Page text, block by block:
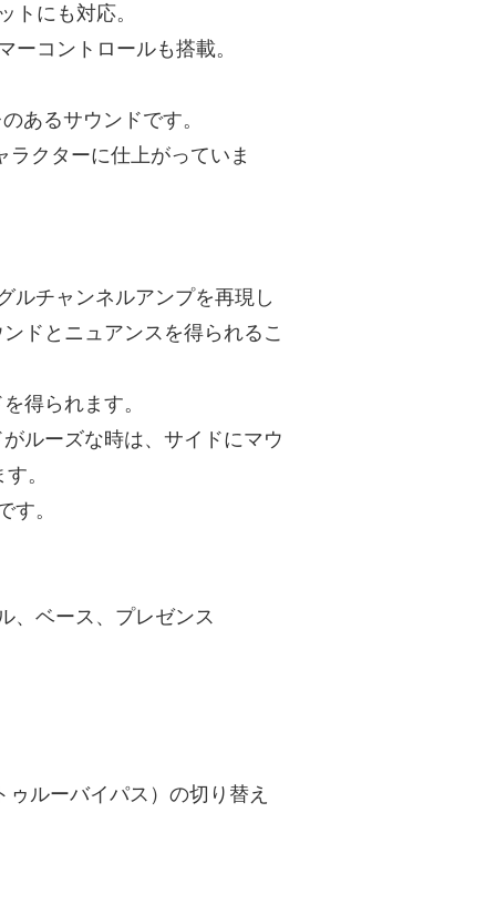
トにも対応。
ーコントロールも搭載。
あるサウンドです。
クターに仕上がっていま
ルチャンネルアンプを再現し
ドとニュアンスを得られるこ
得られます。
ルーズな時は、サイドにマウ
。
す。
、ベース、プレゼンス
ルーバイパス）の切り替え